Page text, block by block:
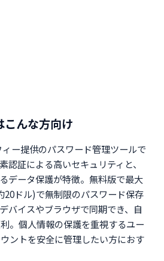
んな方向け
ー提供のパスワード管理ツールで
認証による高いセキュリティと、
データ保護が特徴。無料版で最大
20ドル)で無制限のパスワード保存
バイスやブラウザで同期でき、自
。個人情報の保護を重視するユー
ントを安全に管理したい方におす